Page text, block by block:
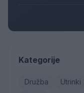
Kategorije
Družba Utrinki